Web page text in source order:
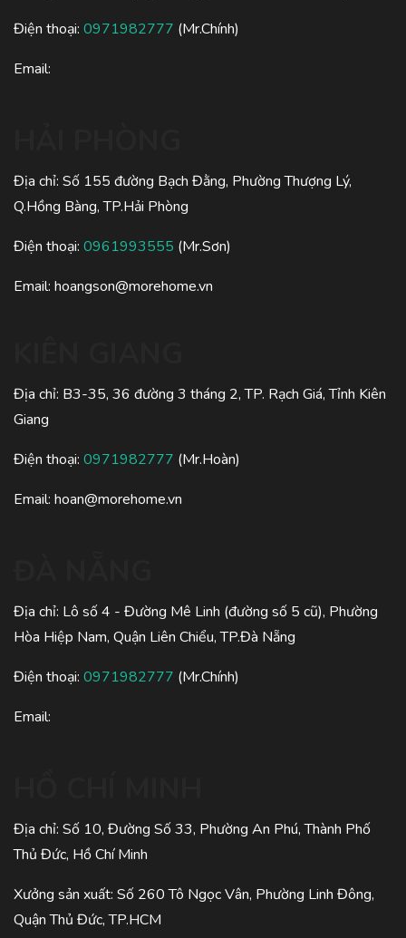
Điện thoại: 0971982777 (Mr.Chính)
Email:
Địa chỉ: Số 155 đường Bạch Đằng, Phường Thượng Lý,
Q.Hồng Bàng, TP.Hải Phòng
Điện thoại: 0961993555 (Mr.Sơn)
Email: hoangson@morehome.vn
Địa chỉ: B3-35, 36 đường 3 tháng 2, TP. Rạch Giá, Tỉnh Kiên
Giang
Điện thoại: 0971982777 (Mr.Hoàn)
Email: hoan@morehome.vn
Địa chỉ: Lô số 4 - Đường Mê Linh (đường số 5 cũ), Phường
Hòa Hiệp Nam, Quận Liên Chiểu, TP.Đà Nẵng
Điện thoại: 0971982777 (Mr.Chính)
Email:
Địa chỉ: Số 10, Đường Số 33, Phường An Phú, Thành Phố
Thủ Đức, Hồ Chí Minh
Xưởng sản xuất: Số 260 Tô Ngọc Vân, Phường Linh Đông,
Quận Thủ Đức, TP.HCM